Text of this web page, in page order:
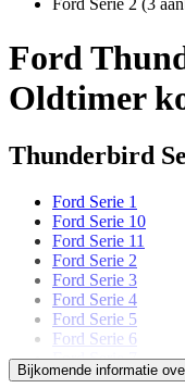
Ford Serie 2 (3
Ford
Oldtimer
Thunderbird
Ford Serie 1
Ford Serie 10
Ford Serie 11
Ford Serie 2
Ford Serie 3
Ford Serie 4
Ford Serie 5
Ford Serie 6
Ford Serie 7
Ford Serie 8
Bijkomende informatie